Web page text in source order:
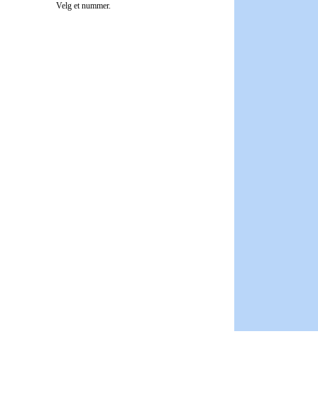
Velg et nummer.